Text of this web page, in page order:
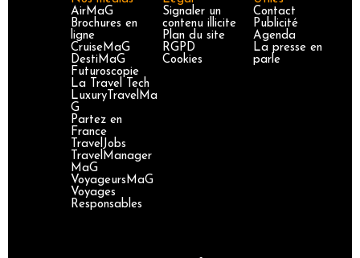
AirMaG
Brochures en
ligne
CruiseMaG
DestiMaG
Futuroscopie
La Travel Tech
LuxuryTravelMa
G
Partez en
France
TravelJobs
TravelManager
MaG
VoyageursMaG
Voyages
Responsables
Signaler un
contenu illicite
Plan du site
RGPD
Cookies
Contact
Publicité
Agenda
La presse en
parle